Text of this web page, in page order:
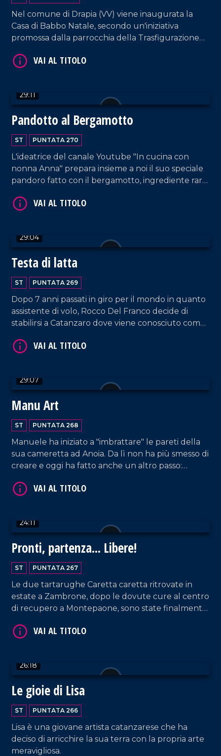
Nel comune di Drapia (VV) viene inaugurata la
Casa di Babbo Natale, secondo un'iniziativa
promossa dalla parrocchia della Trasfigurazione
nasca sì dalle leggende estere ma soprattutto
29:11
Pandotto al Bergamotto
ST PUNTATA 270
L'ideatrice del canale Youtube "In cucina con
nonna Anna" prepara insieme a noi il suo speciale
pandoro fatto con il bergamotto, ingrediente raro
Maria Loiacono grazie a un albero piantato 25 anni
29:04
Testa di latta
ST PUNTATA 269
Dopo 7 anni passati in giro per il mondo in quanto
assistente di volo, Rocco Del Franco decide di
stabilirsi a Catanzaro dove viene conosciuto come
materiale principale impiegato per le sue opere
29:07
Manu Art
ST PUNTATA 268
Manuele ha iniziato a "imbrattare" le pareti della
sua cameretta ad Anoia. Da lì non ha più smesso di
creare e oggi ha fatto anche un altro passo:
vita".
24:11
Pronti, partenza... Libere!
ST PUNTATA 267
Le due tartarughe Caretta caretta ritrovate in
estate a Zambrone, dopo le dovute cure al centro
di recupero a Montepaone, sono state finalmente
26:18
Le gioie di Lisa
ST PUNTATA 266
Lisa è una giovane artista catanzarese che ha
deciso di arricchire la sua terra con la propria arte
meravigliosa.
VAI AL TITOLO
VAI AL TITOLO
VAI AL TITOLO
VAI AL TITOLO
VAI AL TITOLO
VAI AL TITOLO